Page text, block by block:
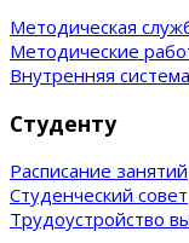
Методическая
Методические
Внутренняя
Студенту
Расписание занятий
Студенческий совет
Трудоустройство